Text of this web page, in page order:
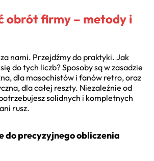
obrót firmy – metody i
nami. Przejdźmy do praktyki. Jak
do tych liczb? Sposoby są w zasadzie
dla masochistów i fanów retro, oraz
dla całej reszty. Niezależnie od
solidnych i kompletnych
rusz.
do precyzyjnego obliczenia